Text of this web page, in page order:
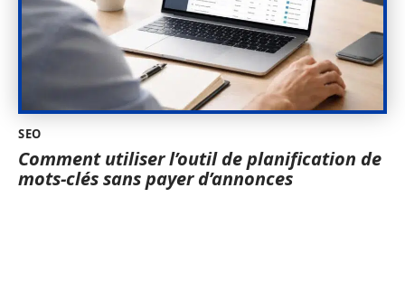
SEO
Comment utiliser l’outil de planification de
mots-clés sans payer d’annonces